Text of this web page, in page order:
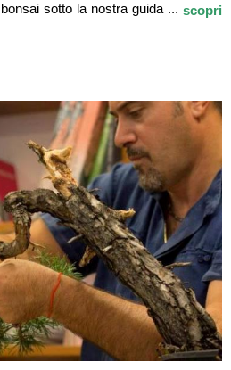
sotto la nostra guida ... scopri